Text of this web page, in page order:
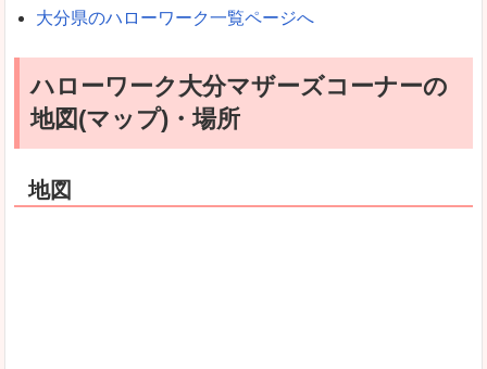
大分県のハローワーク一覧ページへ
ハローワーク大分マザーズコーナーの
地図(マップ)・場所
地図